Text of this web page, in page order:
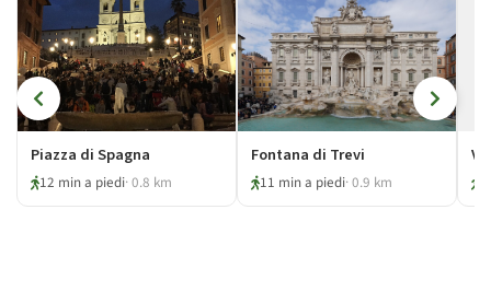
Piazza di Spagna
12 min a piedi· 0.8 km
Fontana di Trevi
11 min a piedi· 0.9 km